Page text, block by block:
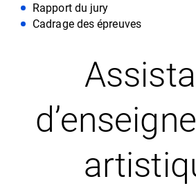
Rapport du jury
Cadrage des épreuves